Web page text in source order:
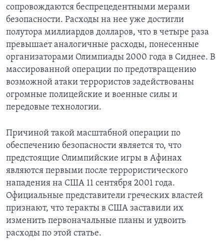
НЬЮ-ЙОРК NEW YORK
АМЕРИКА. БОЛЬШОЕ ПУТЕШЕСТВИЕ
ТЕСТЫ
ВИДЕО
ПОДПИСКА НА НОВОСТИ
Learning English
СОЦИАЛЬНЫЕ СЕТИ
сопровождаются беспрецедентными мерами
безопасности. Расходы на нее уже достигли
полутора миллиардов долларов, что в четыре раза
превышает аналогичные расходы, понесенные
организаторами Олимпиады 2000 года в Сиднее. В
массированной операции по предотвращению
возможной атаки террористов задействованы
огромные полицейские и военные силы и
передовые технологии.
Причиной такой масштабной операции по
обеспечению безопасности является то, что
предстоящие Олимпийские игры в Афинах
являются первыми после террористического
нападения на США 11 сентября 2001 года.
Официальные представители греческих властей
признают, что теракты в США заставили их
изменить первоначальные планы и удвоить
расходы по этой статье.